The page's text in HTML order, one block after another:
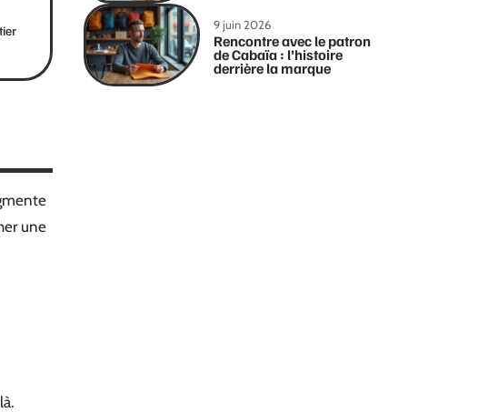
une
9 juin 2026
Rencontre avec le patron
de Cabaïa : l’histoire
derrière la marque